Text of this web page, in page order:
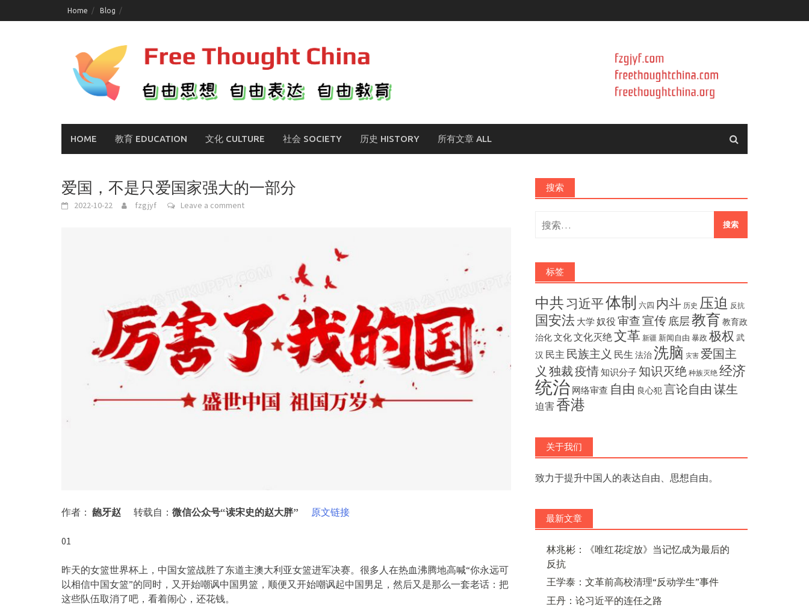
to
Home Blog
HOME 教育 EDUCATION 文化 CULTURE 社会 SOCIETY 历史 HISTORY 所有文章 ALL
爱国，不是只爱国家强大的一部分
2022-10-22 fzgjyf Leave a comment
作者： 龅牙赵 转载自： 微信公众号“读宋史的赵大胖” 原文链接
01
昨天的女篮世界杯上，中国女篮战胜了东道主澳大利亚女篮进军决赛。很多人在热血沸腾地高喊“你永远可
以相信中国女篮”的同时，又开始嘲讽中国男篮，顺便又开始嘲讽起中国男足，然后又是那么一套老话：把
这些队伍取消了吧，看着闹心，还花钱。
搜索
搜
索：
标签
中共习近平体制 六四 内斗 历史 压迫 反抗
国安法 大学 奴役 审查宣传底层教育 教育政
治化文化文化灭绝文革 新疆 新闻自由 暴政 极权 武
汉 民主 民族主义 民生 法治洗脑 灾害 爱国主
义 独裁疫情知识分子 知识灭绝 种族灭绝 经济
统治 网络审查 自由 良心犯言论自由 谋生
迫害香港
关于我们
致力于提升中国人的表达自由、思想自由。
最新文章
林兆彬：《唯红花绽放》当记忆成为最后的
反抗
王学泰：文革前高校清理“反动学生”事件
王丹：论习近平的连任之路